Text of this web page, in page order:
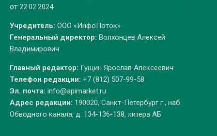
от 22.02.2024
Учредитель: ООО «ИнфоПоток»
Генеральный директор: Волхонцев Алексей
Владимирович
Главный редактор: Гущин Ярослав Алексеевич
Телефон редакции: +7 (812) 507-99-58
Эл. почта: info@apimarket.ru
Адрес редакции: 190020, Санкт-Петербург г., наб.
Обводного канала, д. 134-136-138, литера АБ